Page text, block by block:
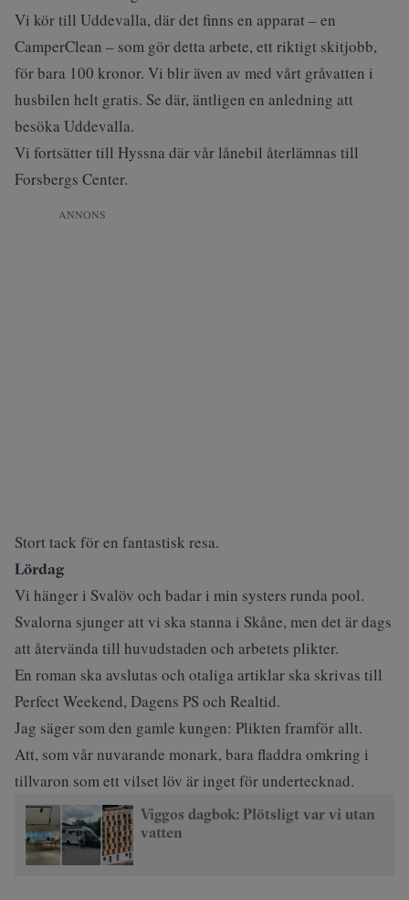
Vi kör till Uddevalla, där det finns en apparat – en
CamperClean – som gör detta arbete, ett riktigt skitjobb,
för bara 100 kronor. Vi blir även av med vårt gråvatten i
husbilen helt gratis. Se där, äntligen en anledning att
besöka Uddevalla.
Vi fortsätter till Hyssna där vår lånebil återlämnas till
Forsbergs Center.
ANNONS
Stort tack för en fantastisk resa.
Lördag
Vi hänger i Svalöv och badar i min systers runda pool.
Svalorna sjunger att vi ska stanna i Skåne, men det är dags
att återvända till huvudstaden och arbetets plikter.
En roman ska avslutas och otaliga artiklar ska skrivas till
Perfect Weekend, Dagens PS och Realtid.
Jag säger som den gamle kungen: Plikten framför allt.
Att, som vår nuvarande monark, bara fladdra omkring i
tillvaron som ett vilset löv är inget för undertecknad.
Viggos dagbok: Plötsligt var vi utan
vatten